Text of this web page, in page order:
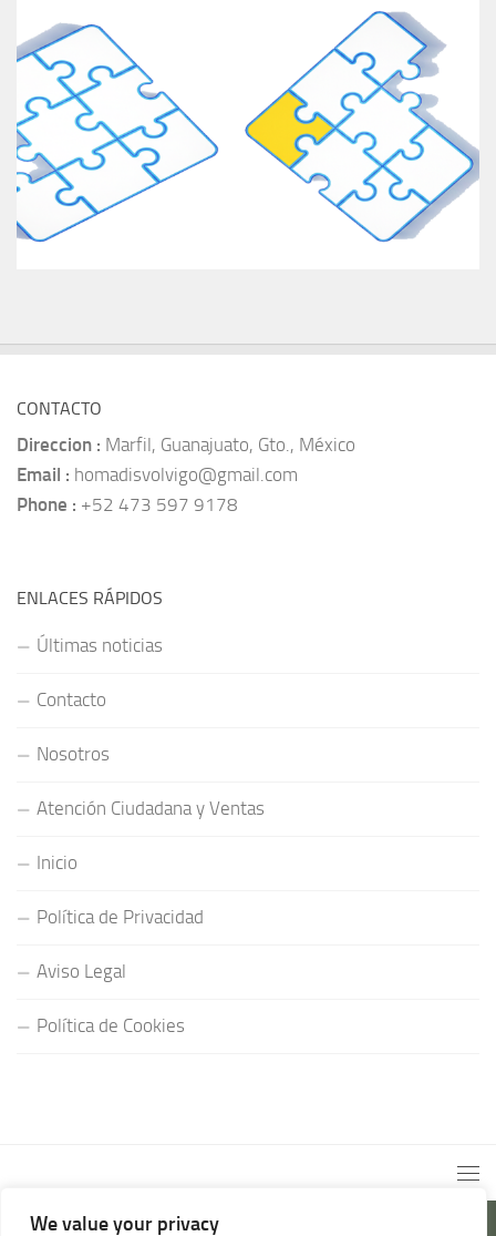
We value your privacy
CONTACTO
Direccion : Marfil, Guanajuato, Gto., México
Email : homadisvolvigo@gmail.com
Phone : +52 473 597 9178
ENLACES RÁPIDOS
Últimas noticias
Contacto
Nosotros
Atención Ciudadana y Ventas
Inicio
Política de Privacidad
Aviso Legal
Política de Cookies